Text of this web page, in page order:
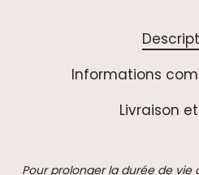
Informations
Livraison
Pour prolonger la durée de vie